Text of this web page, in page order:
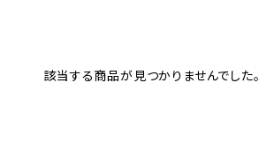
該当する商品が見つかりませんでした。